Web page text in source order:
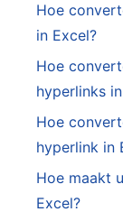
Hoe
in Excel?
Hoe
hyperlinks
Hoe
hyperlink in
Hoe maakt
Excel?